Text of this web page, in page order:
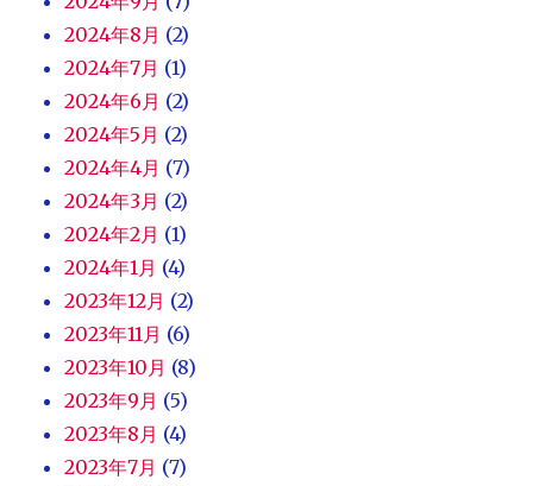
2024年8月 (2)
2024年7月 (1)
2024年6月 (2)
2024年5月 (2)
2024年4月 (7)
2024年3月 (2)
2024年2月 (1)
2024年1月 (4)
2023年12月 (2)
2023年11月 (6)
2023年10月 (8)
2023年9月 (5)
2023年8月 (4)
2023年7月 (7)